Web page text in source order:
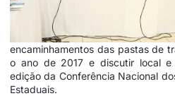
encaminhamentos das pastas de
o ano de 2017 e discutir local
edição da Conferência Nacional
Estaduais.